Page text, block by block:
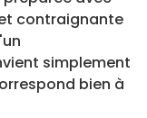
contraignante
simplement
bien à